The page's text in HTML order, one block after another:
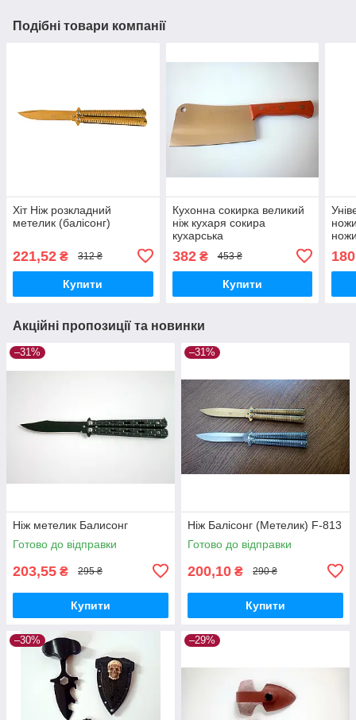
Подібні товари компанії
Хіт Ніж розкладний
метелик (балісонг)
221,52 ₴ 312 ₴
Купити
Кухонна сокирка великий
ніж кухаря сокира
кухарська
382₴ 453 ₴
Купити
180
Акційні пропозиції та новинки
–31%
Ніж метелик Балисонг
Готово до відправки
203,55 ₴ 295 ₴
Купити
–31%
Ніж Балісонг (Метелик) F-813
Готово до відправки
200,10 ₴ 290 ₴
Купити
–30% –29%